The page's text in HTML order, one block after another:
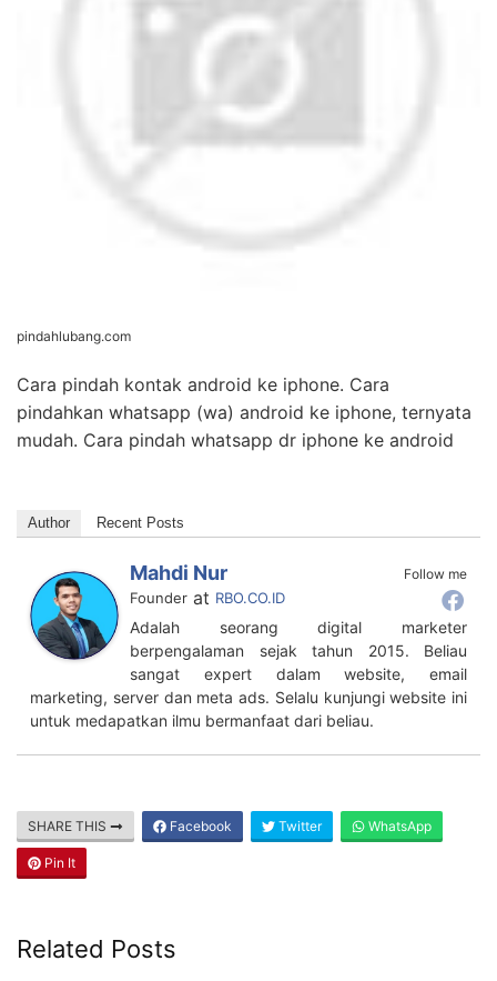
pindahlubang.com
Cara pindah kontak android ke iphone. Cara
pindahkan whatsapp (wa) android ke iphone, ternyata
mudah. Cara pindah whatsapp dr iphone ke android
Author Recent Posts
Follow me
Mahdi Nur
Founder at RBO.CO.ID
Adalah seorang digital marketer
berpengalaman sejak tahun 2015. Beliau
sangat expert dalam website, email
marketing, server dan meta ads. Selalu kunjungi website ini
untuk medapatkan ilmu bermanfaat dari beliau.
SHARE THIS Facebook Twitter WhatsApp
Pin It
Related Posts